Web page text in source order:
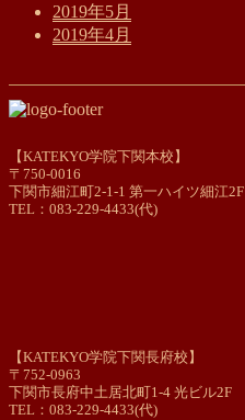
2019年5月
2019年4月
【KATEKYO学院下関本校】
〒750-0016
下関市細江町2-1-1 第一ハイツ細江2F
TEL：083-229-4433(代)
【KATEKYO学院下関長府校】
〒752-0963
下関市長府中土居北町1-4 光ビル2F
TEL：083-229-4433(代)